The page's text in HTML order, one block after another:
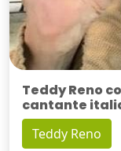
Teddy Reno
cantante
Teddy Reno